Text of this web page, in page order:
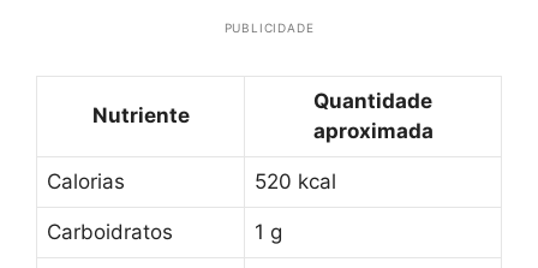
PUBLICIDADE
Nutriente
Quantidade
aproximada
Calorias 520 kcal
Carboidratos 1 g